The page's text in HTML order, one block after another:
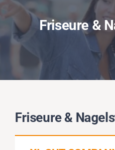
Service
News
Über uns
Friseure &
Friseure &